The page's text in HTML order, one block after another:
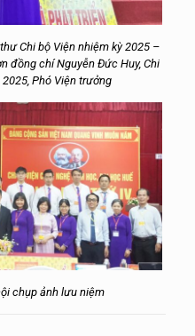
Chi bộ Viện nhiệm kỳ 2025 –
đồng chí Nguyễn Đức Huy, Chi
Phó Viện trưởng
chụp ảnh lưu niệm